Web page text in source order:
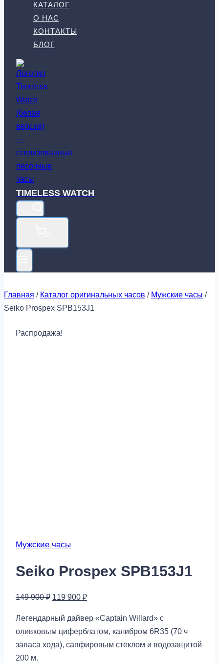
КАТАЛОГ
О НАС
КОНТАКТЫ
БЛОГ
TIMELESS WATCH
Главная / Каталог оригинальных часов / Мужские часы /
Seiko Prospex SPB153J1
Распродажа!
Мужские часы
Seiko Prospex SPB153J1
149 900₽ Первоначальная
составляла
149
900 ₽.
119 900 ₽Текущая
119
900 ₽.
Легендарный дайвер «Captain Willard» с
оливковым циферблатом, калибром 6R35 (70 ч
запаса хода), сапфировым стеклом и водозащитой
200 м.